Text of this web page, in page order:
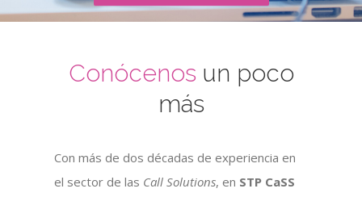
Conócenos un poco
más
Con más de dos décadas de experiencia en
el sector de las Call Solutions, en STP CaSS